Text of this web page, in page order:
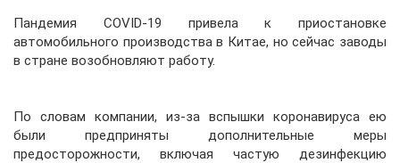
Пандемия COVID-19 привела к приостановке
автомобильного производства в Китае, но сейчас заводы
в стране возобновляют работу.
По словам компании, из-за вспышки коронавируса ею
были предприняты дополнительные меры
предосторожности, включая частую дезинфекцию